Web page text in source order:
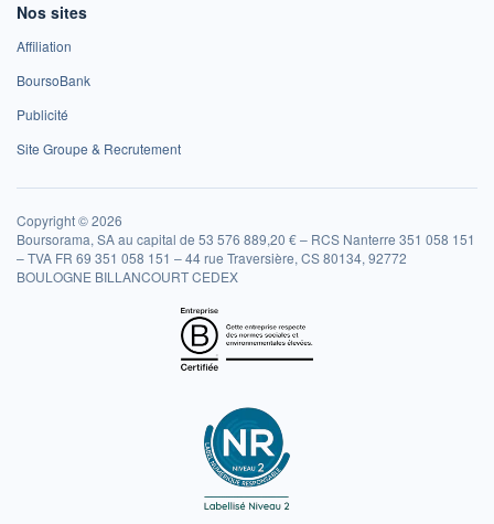
Nos sites
Affiliation
BoursoBank
Publicité
Site Groupe & Recrutement
Copyright © 2026
Boursorama, SA au capital de 53 576 889,20 € – RCS Nanterre 351 058 151
– TVA FR 69 351 058 151 – 44 rue Traversière, CS 80134, 92772
BOULOGNE BILLANCOURT CEDEX